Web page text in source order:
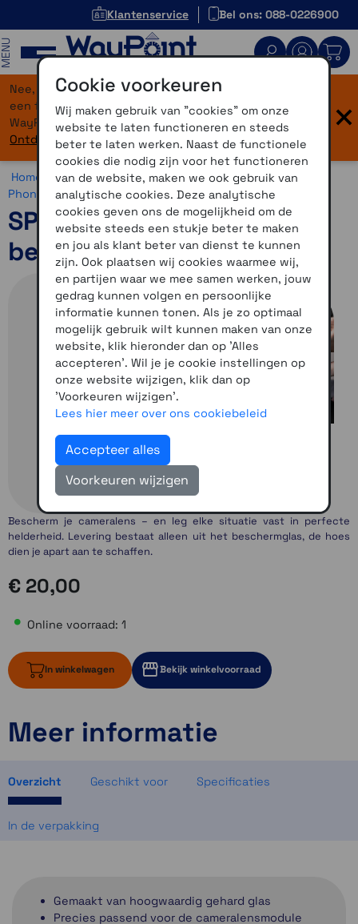
Klantenservice Bel ons: 088-0226900
Nee, je bent niet verdwaald! Onze website heeft
een flinke upgrade gekregen. Dezelfde vertrouwde
WayPoint-service, maar dan in een modern jasje.
Ontdek hier wat er allemaal nieuw is.
×
Home >Motor >Smartphone > SP Connect >SP Connect
Phone Case >SP Connect Phone Case Apple
SP Connect camera lens
beschermglas iPhone 17
Bescherm je cameralens – en leg elke situatie vast in perfecte
helderheid. Levering bestaat alleen uit het beschermglas, de hoes
dien je apart aan te schaffen.
€ 20,00
Online voorraad: 1
In winkelwagen Bekijk winkelvoorraad
1 op voorraad
Momenteel even niet op voorraad
Meer informatie
Overzicht Geschikt voor Specificaties
In de verpakking
Gemaakt van hoogwaardig gehard glas
Precies passend voor de cameralensmodule
Cookie voorkeuren
Wij maken gebruik van "cookies" om onze
website te laten functioneren en steeds
beter te laten werken. Naast de functionele
cookies die nodig zijn voor het functioneren
van de website, maken we ook gebruik van
analytische cookies. Deze analytische
cookies geven ons de mogelijkheid om de
website steeds een stukje beter te maken
en jou als klant beter van dienst te kunnen
zijn. Ook plaatsen wij cookies waarmee wij,
en partijen waar we mee samen werken, jouw
gedrag kunnen volgen en persoonlijke
informatie kunnen tonen. Als je zo optimaal
mogelijk gebruik wilt kunnen maken van onze
website, klik hieronder dan op 'Alles
accepteren'. Wil je je cookie instellingen op
onze website wijzigen, klik dan op
'Voorkeuren wijzigen'.
Lees hier meer over ons cookiebeleid
Accepteer alles
Voorkeuren wijzigen